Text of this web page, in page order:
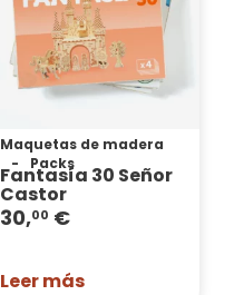
Maquetas de madera
Packs
Fantasía 30 Señor
Castor
30,00 €
Leer más